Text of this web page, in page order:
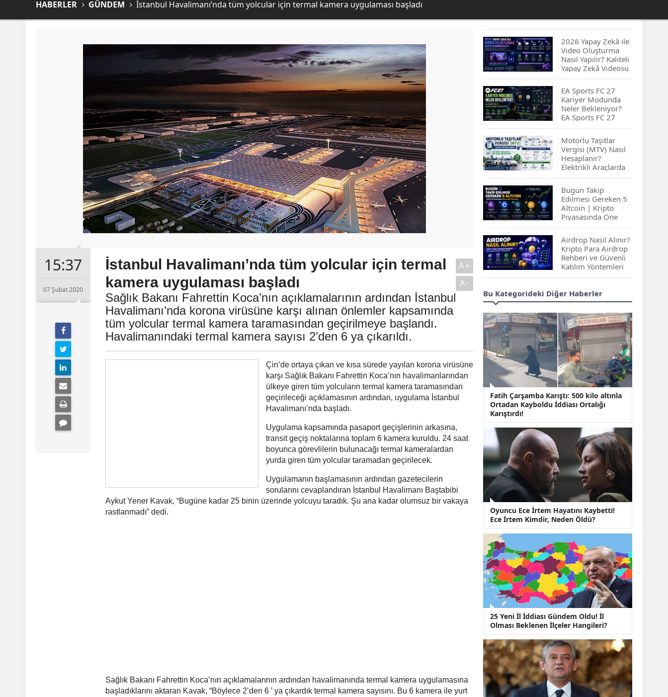
HABERLER GÜNDEM İstanbul Havalimanı’nda tüm yolcular için termal kamera uygulaması başladı
15:37
07 Şubat 2020
İstanbul Havalimanı’nda tüm yolcular için termal
kamera uygulaması başladı
Sağlık Bakanı Fahrettin Koca’nın açıklamalarının ardından İstanbul
Havalimanı’nda korona virüsüne karşı alınan önlemler kapsamında
tüm yolcular termal kamera taramasından geçirilmeye başlandı.
Havalimanındaki termal kamera sayısı 2’den 6 ya çıkarıldı.
A+
A-
Çin’de ortaya çıkan ve kısa sürede yayılan korona virüsüne
karşı Sağlık Bakanı Fahrettin Koca’nın havalimanlarından
ülkeye giren tüm yolcuların termal kamera taramasından
geçirileceği açıklamasının ardından, uygulama İstanbul
Havalimanı’nda başladı.
Uygulama kapsamında pasaport geçişlerinin arkasına,
transit geçiş noktalarına toplam 6 kamera kuruldu. 24 saat
boyunca görevlilerin bulunacağı termal kameralardan
yurda giren tüm yolcular taramadan geçirilecek.
Uygulamanın başlamasının ardından gazetecilerin
sorularını cevaplandıran İstanbul Havalimanı Baştabibi
Aykut Yener Kavak, “Bugüne kadar 25 binin üzerinde yolcuyu taradık. Şu ana kadar olumsuz bir vakaya
rastlanmadı” dedi.
Sağlık Bakanı Fahrettin Koca’nın açıklamalarının ardından havalimanında termal kamera uygulamasına
başladıklarını aktaran Kavak, “Böylece 2’den 6 ’ ya çıkardık termal kamera sayısını. Bu 6 kamera ile yurt
2026 Yapay Zekâ ile
Video Oluşturma
Nasıl Yapılır? Kaliteli
Yapay Zekâ Videosu
Hazırlamanın
İpuçları...
EA Sports FC 27
Kariyer Modunda
Neler Bekleniyor?
EA Sports FC 27
Kariyer Modu
Yenilikleri…
Motorlu Taşıtlar
Vergisi (MTV) Nasıl
Hesaplanır?
Elektrikli Araçlarda
MTV Nasıl
Hesaplanır? MTV
Borcu Nasıl
Sorgulanır?
Bugün Takip
Edilmesi Gereken 5
Altcoin | Kripto
Piyasasında Öne
Çıkan Projeler
Airdrop Nasıl Alınır?
Kripto Para Airdrop
Rehberi ve Güvenli
Katılım Yöntemleri
Spot ve Vadeli İşlem
Arasındaki Farklar |
İçin Daha Uygun?
ABD-İran Anlaşması
Sonrası Altın Rekora
Koştu, Petrol
Fiyatları Sert Düştü
Temmuz 2026 Maaş
Zammı Netleşiyor!
Memur, Emekli ve
Yeni Oranlar
KOSGEB’den
KOBİ’lere Dev
Finansman Hamlesi:
36 Ay Vadeli 30
Milyon TL Destek
Emekli Maaşlarında
Temmuz Hesabı:
Zam Oranı ve Taban
Aylık İçin Yeni
Senaryolar
Bu Kategorideki Diğer Haberler
Fatih Çarşamba Karıştı: 500 kilo altınla
Ortadan Kayboldu İddiası Ortalığı
Karıştırdı!
Oyuncu Ece İrtem Hayatını Kaybetti!
Ece İrtem Kimdir, Neden Öldü?
25 Yeni İl İddiası Gündem Oldu! İl
Olması Beklenen İlçeler Hangileri?